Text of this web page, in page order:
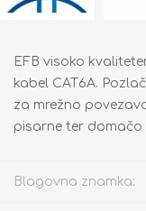
EFB visoko
kabel CAT6A.
za mrežno
pisarne ter
Blagovna znamka: